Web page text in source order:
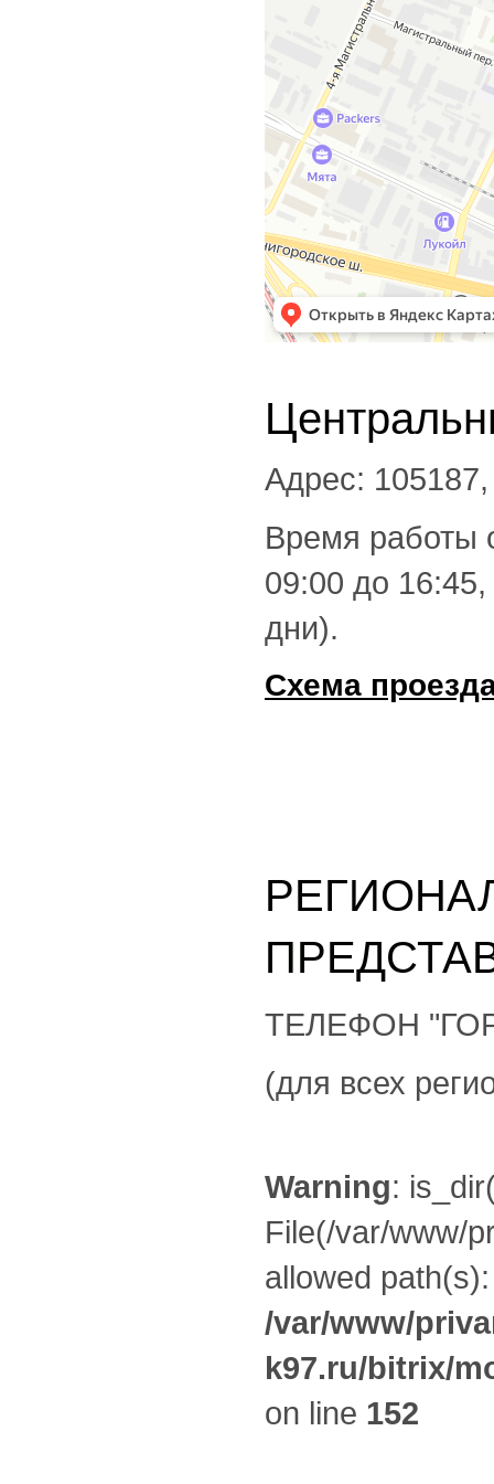
Адрес:
Время работы
09:00 до
дни).
Схема
ТЕЛЕФОН
(для всех
Warning:
File(/var/www/
allowed
/var/www/
k97.ru/bitrix/
on line 152